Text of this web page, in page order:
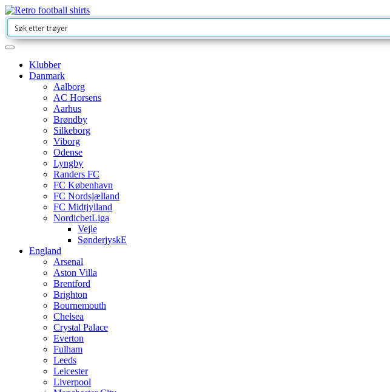
Klubber
Danmark
Aalborg
AC Horsens
Aarhus
Brøndby
Silkeborg
Viborg
Odense
Lyngby
Randers FC
FC København
FC Nordsjælland
FC Midtjylland
NordicbetLiga
Vejle
SønderjyskE
England
Arsenal
Aston Villa
Brentford
Brighton
Bournemouth
Chelsea
Crystal Palace
Everton
Fulham
Leeds
Leicester
Liverpool